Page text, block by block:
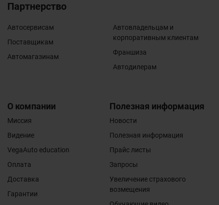
Партнерство
Автосервисам
Поставщикам
Автомагазинам
Автовладельцам и
корпоративным клиентам
Франшиза
Автодилерам
О компании
Миссия
Видение
VegaAuto education
Оплата
Доставка
Гарантии
Полезная информация
Новости
Полезная информация
Прайс листы
Запросы
Увеличение страхового
возмещения